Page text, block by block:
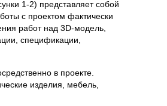
1-2) представляет собой
с проектом фактически
работ над 3D-модель,
спецификации,
в проекте.
изделия, мебель,